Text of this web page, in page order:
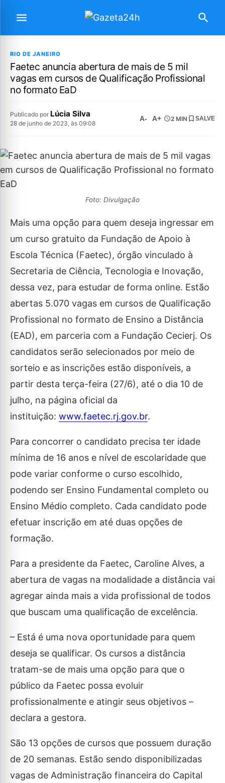
RIO DE JANEIRO
Faetec anuncia abertura de mais de 5 mil
vagas em cursos de Qualificação Profissional
no formato EaD
Publicado por Lúcia Silva
28 de junho de 2023, às 09:08
A- A+ 2 MIN SALVE
Foto: Divulgação
Mais uma opção para quem deseja ingressar em
um curso gratuito da Fundação de Apoio à
Escola Técnica (Faetec), órgão vinculado à
Secretaria de Ciência, Tecnologia e Inovação,
dessa vez, para estudar de forma online. Estão
abertas 5.070 vagas em cursos de Qualificação
Profissional no formato de Ensino a Distância
(EAD), em parceria com a Fundação Cecierj. Os
candidatos serão selecionados por meio de
sorteio e as inscrições estão disponíveis, a
partir desta terça-feira (27/6), até o dia 10 de
julho, na página oficial da
instituição: www.faetec.rj.gov.br.
Para concorrer o candidato precisa ter idade
mínima de 16 anos e nível de escolaridade que
pode variar conforme o curso escolhido,
podendo ser Ensino Fundamental completo ou
Ensino Médio completo. Cada candidato pode
efetuar inscrição em até duas opções de
formação.
Para a presidente da Faetec, Caroline Alves, a
abertura de vagas na modalidade a distância vai
agregar ainda mais a vida profissional de todos
que buscam uma qualificação de excelência.
– Está é uma nova oportunidade para quem
deseja se qualificar. Os cursos a distância
tratam-se de mais uma opção para que o
público da Faetec possa evoluir
profissionalmente e atingir seus objetivos –
declara a gestora.
São 13 opções de cursos que possuem duração
de 20 semanas. Estão sendo disponibilizadas
vagas de Administração financeira do Capital